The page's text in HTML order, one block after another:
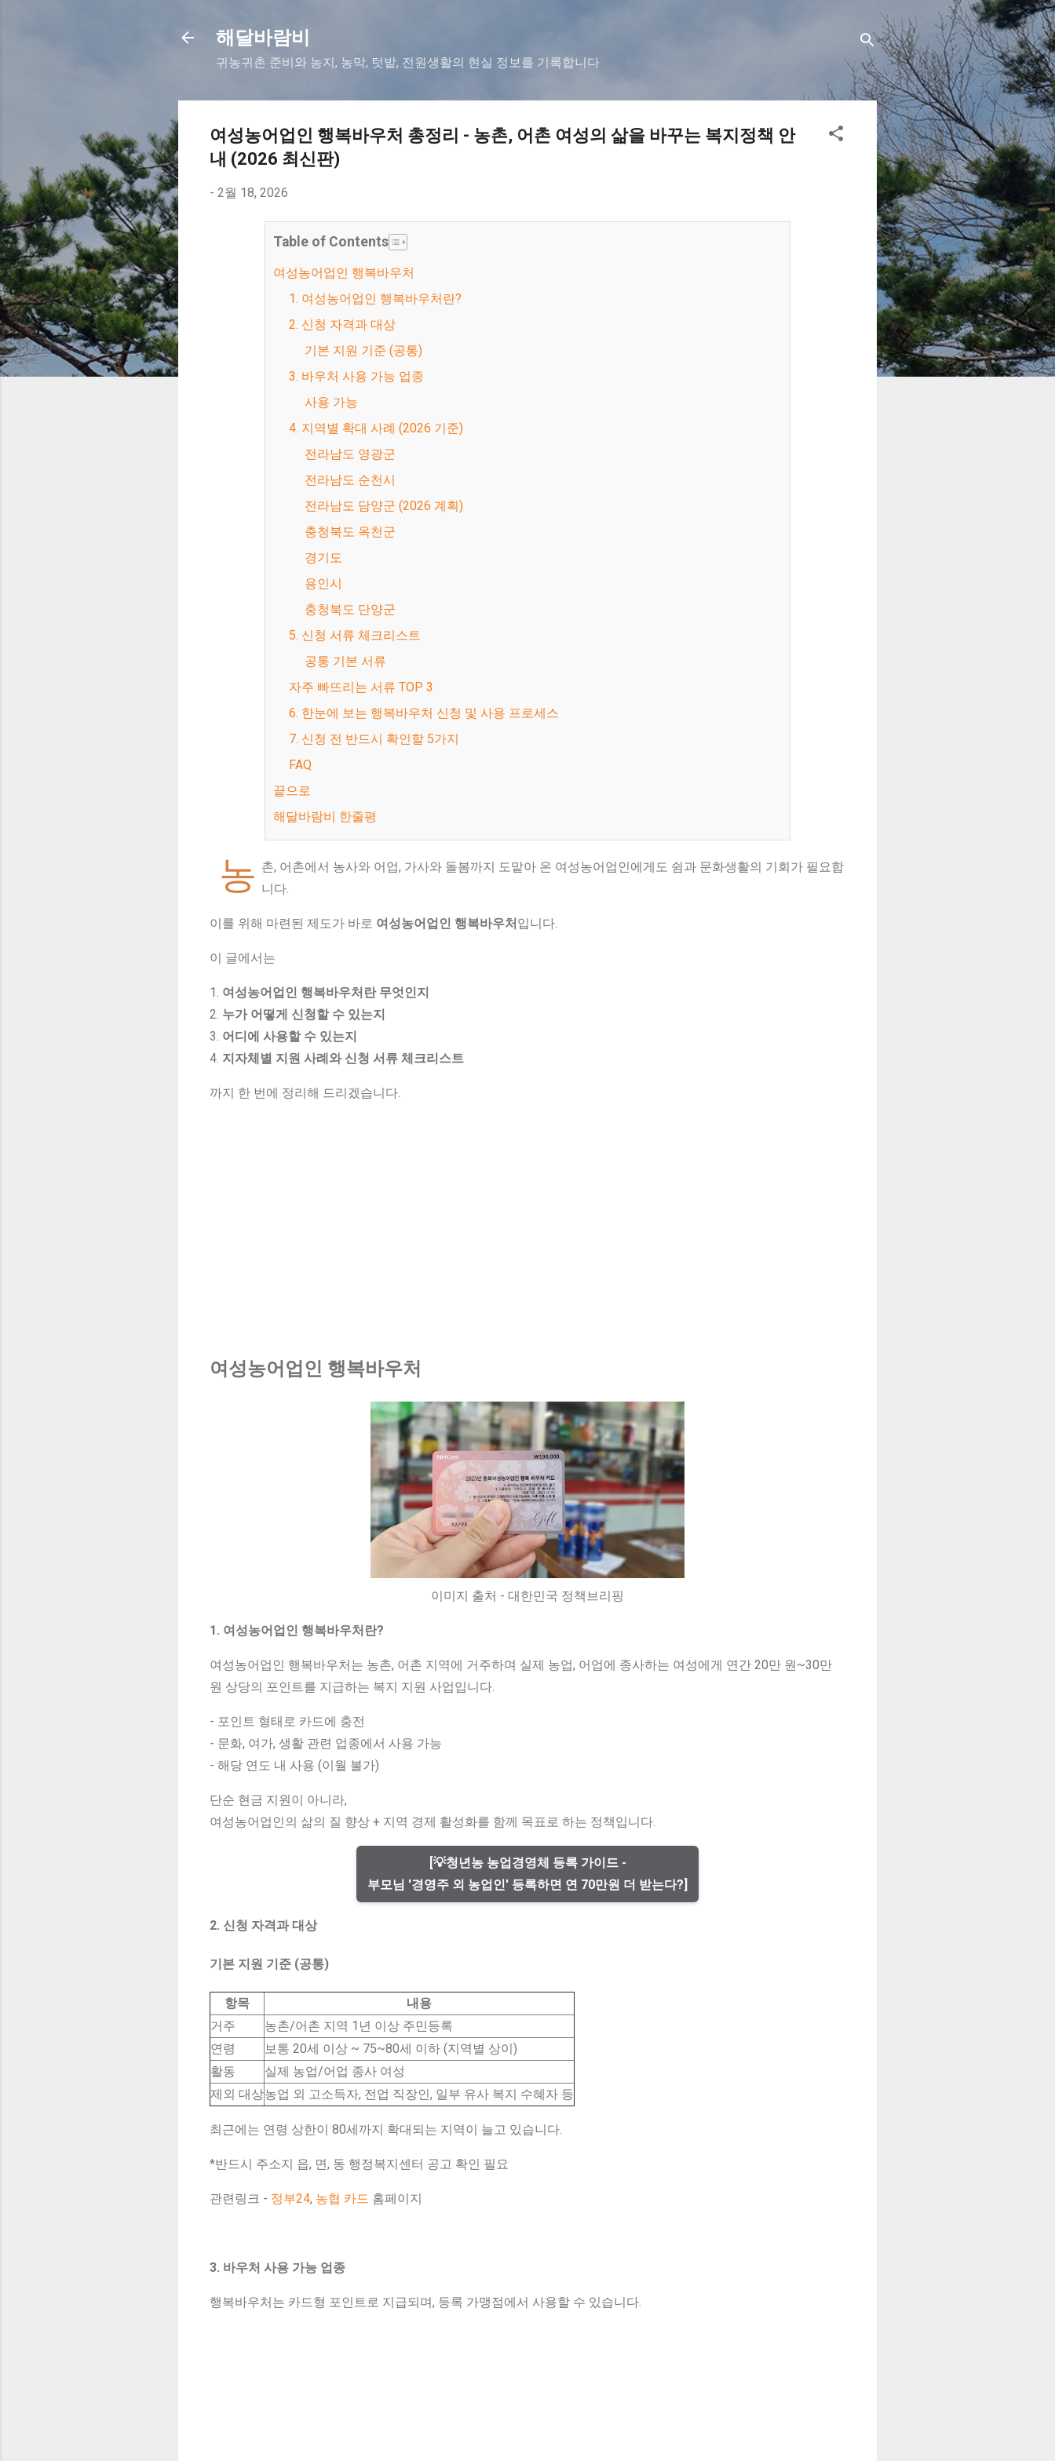
해달바람비
귀농귀촌 준비와 농지, 농막, 텃밭, 전원생활의 현실 정보를 기록합니다
여성농어업인 행복바우처 총정리 - 농촌, 어촌 여성의 삶을 바꾸는 복지정책 안
내 (2026 최신판)
- 2월 18, 2026
Table of Contents
여성농어업인 행복바우처
1. 여성농어업인 행복바우처란?
2. 신청 자격과 대상
기본 지원 기준 (공통)
3. 바우처 사용 가능 업종
사용 가능
4. 지역별 확대 사례 (2026 기준)
전라남도 영광군
전라남도 순천시
전라남도 담양군 (2026 계획)
충청북도 옥천군
경기도
용인시
충청북도 단양군
5. 신청 서류 체크리스트
공통 기본 서류
자주 빠뜨리는 서류 TOP 3
6. 한눈에 보는 행복바우처 신청 및 사용 프로세스
7. 신청 전 반드시 확인할 5가지
FAQ
끝으로
해달바람비 한줄평
농 촌, 어촌에서 농사와 어업, 가사와 돌봄까지 도맡아 온 여성농어업인에게도 쉼과 문화생활의 기회가 필요합
니다.
이를 위해 마련된 제도가 바로 여성농어업인 행복바우처입니다.
이 글에서는
1. 여성농어업인 행복바우처란 무엇인지
2. 누가 어떻게 신청할 수 있는지
3. 어디에 사용할 수 있는지
4. 지자체별 지원 사례와 신청 서류 체크리스트
까지 한 번에 정리해 드리겠습니다.
여성농어업인 행복바우처
이미지 출처 - 대한민국 정책브리핑
1. 여성농어업인 행복바우처란?
여성농어업인 행복바우처는 농촌, 어촌 지역에 거주하며 실제 농업, 어업에 종사하는 여성에게 연간 20만 원~30만
원 상당의 포인트를 지급하는 복지 지원 사업입니다.
- 포인트 형태로 카드에 충전
- 문화, 여가, 생활 관련 업종에서 사용 가능
- 해당 연도 내 사용 (이월 불가)
단순 현금 지원이 아니라,
여성농어업인의 삶의 질 향상 + 지역 경제 활성화를 함께 목표로 하는 정책입니다.
[💡청년농 농업경영체 등록 가이드 -
부모님 '경영주 외 농업인' 등록하면 연 70만원 더 받는다?]
2. 신청 자격과 대상
기본 지원 기준 (공통)
항목
내용
거주
농촌/어촌 지역 1년 이상 주민등록
연령
보통 20세 이상 ~ 75~80세 이하 (지역별 상이)
활동
실제 농업/어업 종사 여성
제외 대상농업 외 고소득자, 전업 직장인, 일부 유사 복지 수혜자 등
최근에는 연령 상한이 80세까지 확대되는 지역이 늘고 있습니다.
*반드시 주소지 읍, 면, 동 행정복지센터 공고 확인 필요
관련링크 - 정부24, 농협 카드 홈페이지
3. 바우처 사용 가능 업종
행복바우처는 카드형 포인트로 지급되며, 등록 가맹점에서 사용할 수 있습니다.